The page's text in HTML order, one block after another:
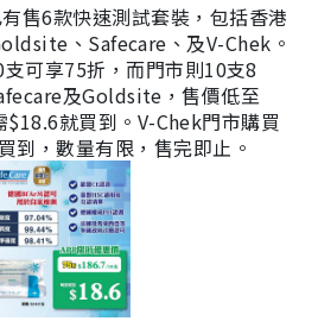
售6款快速測試套裝，包括香港
、Safecare、及V-Chek。
可享75折，而門市則10支8
及Goldsite，售價低至
就買到。V-Chek門市購買
到，數量有限，售完即止。